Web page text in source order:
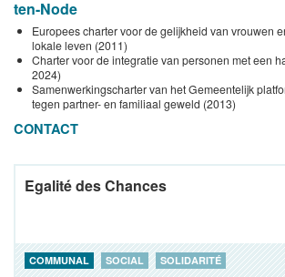
ten-Node
Europees charter voor de gelijkheid van vrouwen
lokale leven (2011)
Charter voor de integratie van personen met een
2024)
Samenwerkingscharter van het Gemeentelijk
tegen partner- en familiaal geweld (2013)
CONTACT
Egalité des Chances
COMMUNAL SOCIAL SOLIDARITÉ